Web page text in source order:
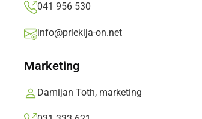
041 956 530
info@prlekija-on.net
Marketing
Damijan Toth, marketing